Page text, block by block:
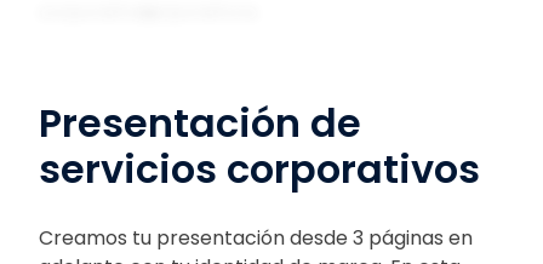
Presentación de
servicios corporativos
Creamos tu presentación desde 3 páginas en